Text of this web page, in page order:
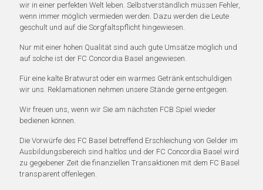
wir in einer perfekten Welt leben. Selbstverständlich müssen Fehler,
wenn immer möglich vermieden werden. Dazu werden die Leute
geschult und auf die Sorgfaltspflicht hingewiesen.
Nur mit einer hohen Qualität sind auch gute Umsätze möglich und
auf solche ist der FC Concordia Basel angewiesen.
Für eine kalte Bratwurst oder ein warmes Getränk entschuldigen
wir uns. Reklamationen nehmen unsere Stände gerne entgegen.
Wir freuen uns, wenn wir Sie am nächsten FCB Spiel wieder
bedienen können.
Die Vorwürfe des FC Basel betreffend Erschleichung von Gelder im
Ausbildungsbereich sind haltlos und der FC Concordia Basel wird
zu gegebener Zeit die finanziellen Transaktionen mit dem FC Basel
transparent offenlegen.